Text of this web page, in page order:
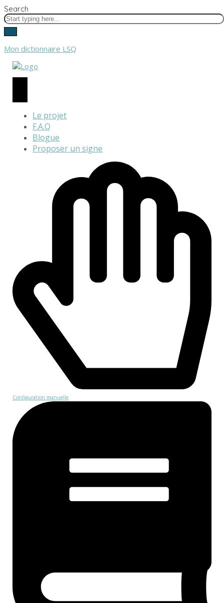
Search
Mon dictionnaire LSQ
Le projet
F.A.Q
Blogue
Proposer un signe
Configuration manuelle